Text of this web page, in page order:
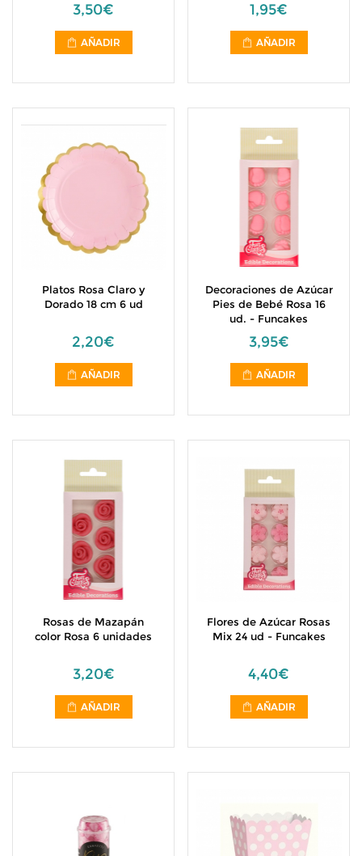
3,50€
AÑADIR
1,95€
AÑADIR
Platos Rosa Claro y
Dorado 18 cm 6 ud
2,20€
AÑADIR
Decoraciones de Azúcar
Pies de Bebé Rosa 16
ud. - Funcakes
3,95€
AÑADIR
Rosas de Mazapán
color Rosa 6 unidades
3,20€
AÑADIR
Flores de Azúcar Rosas
Mix 24 ud - Funcakes
4,40€
AÑADIR